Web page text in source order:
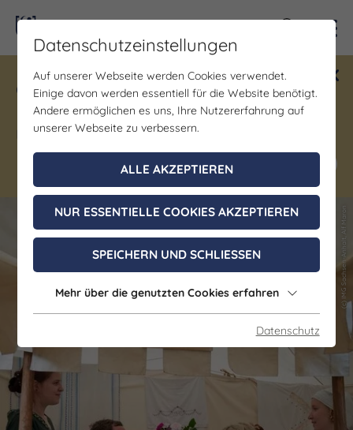
Gewinne ein Blind Date mit Saale-
Unstrut! Teilnahme vom 1.7. - 18.12.
möglich.
Jetzt mitmachen
(c) IMG Sachsen-Anhalt, Alf Maron
(c) IMG Sachsen-Anhalt, Alf Maron
Datenschutzeinstellungen
Auf unserer Webseite werden Cookies verwendet.
Einige davon werden essentiell für die Website benötigt.
Andere ermöglichen es uns, Ihre Nutzererfahrung auf
unserer Webseite zu verbessern.
ALLE AKZEPTIEREN
NUR ESSENTIELLE COOKIES AKZEPTIEREN
SPEICHERN UND SCHLIESSEN
Mehr über die genutzten Cookies erfahren
Datenschutz